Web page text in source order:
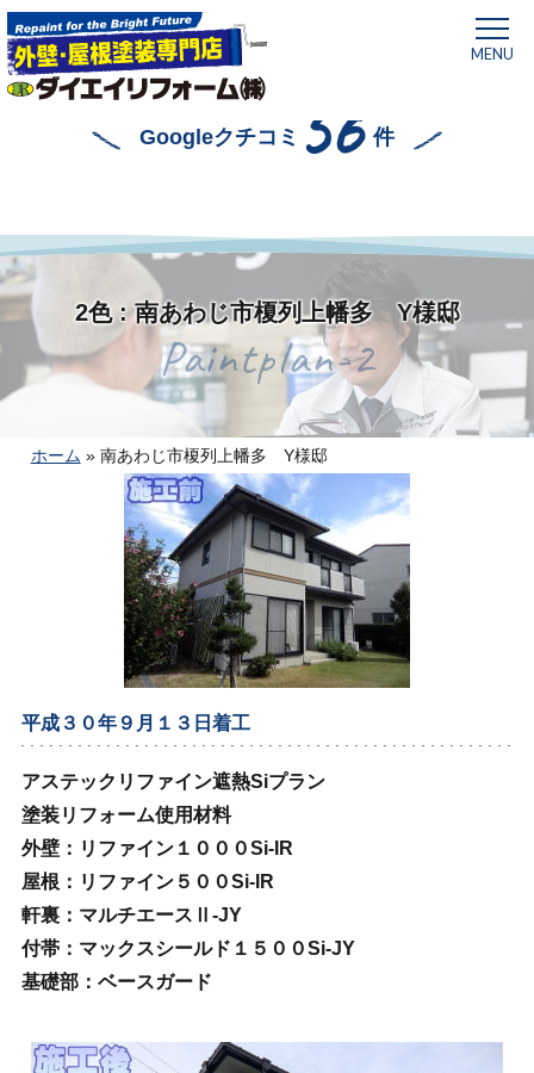
MENU
Googleクチコミ 56 件
ホーム » 南あわじ市榎列上幡多 Y様邸
2色 : 南あわじ市榎列上幡多 Y様邸
Paintplan-2
平成３０年９月１３日着工
アステックリファイン遮熱Siプラン
塗装リフォーム使用材料
外壁：リファイン１０００Si‐IR
屋根：リファイン５００Si‐IR
軒裏：マルチエースⅡ‐JY
付帯：マックスシールド１５００Si‐JY
基礎部：ベースガード